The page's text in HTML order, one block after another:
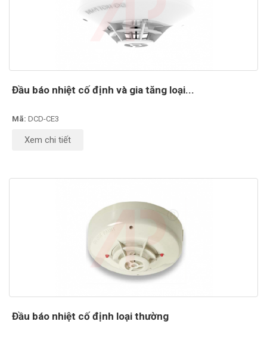
Đầu báo nhiệt cố định và gia tăng loại...
Mã: DCD-CE3
Xem chi tiết
Đầu báo nhiệt cố định loại thường